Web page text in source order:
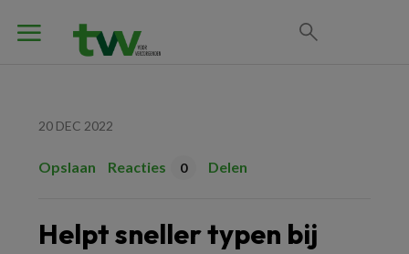
20 DEC 2022
Opslaan Reacties 0 Delen
Helpt sneller typen bij